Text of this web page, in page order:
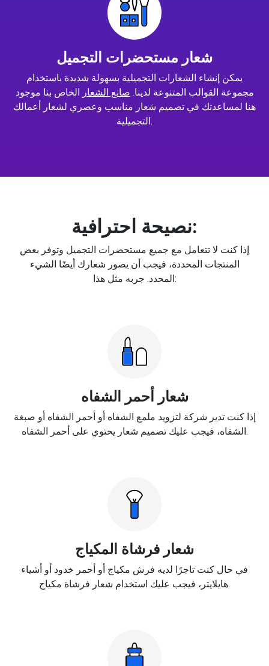
شعار مستحضرات التجميل
يمكن إنشاء الشعارات التجميلية بسهولة شديدة باستخدام
مجموعة القوالب المتنوعة لدينا. صانع الشعار الخاص بنا موجود
هنا لمساعدتك في تصميم شعار مناسب وعصري لشعار أعمالك
التجميلية.
نصيحة احترافية:
إذا كنت لا تتعامل مع جميع مستحضرات التجميل وتوفر بعض
المنتجات المحددة، فيجب أن يصور شعارك أيضًا الشيء
المحدد. جربه مثل هذا:
شعار أحمر الشفاه
إذا كنت تدير شركة لتزويد ملمع الشفاه أو أحمر الشفاه أو صبغة
الشفاه، فيجب عليك تصميم شعار يحتوي على أحمر الشفاه.
شعار فرشاة المكياج
في حال كنت تاجرًا لديه فرش مكياج أو أحمر خدود أو أشياء
هايلايتر، فيجب عليك استخدام شعار فرشاة مكياج.